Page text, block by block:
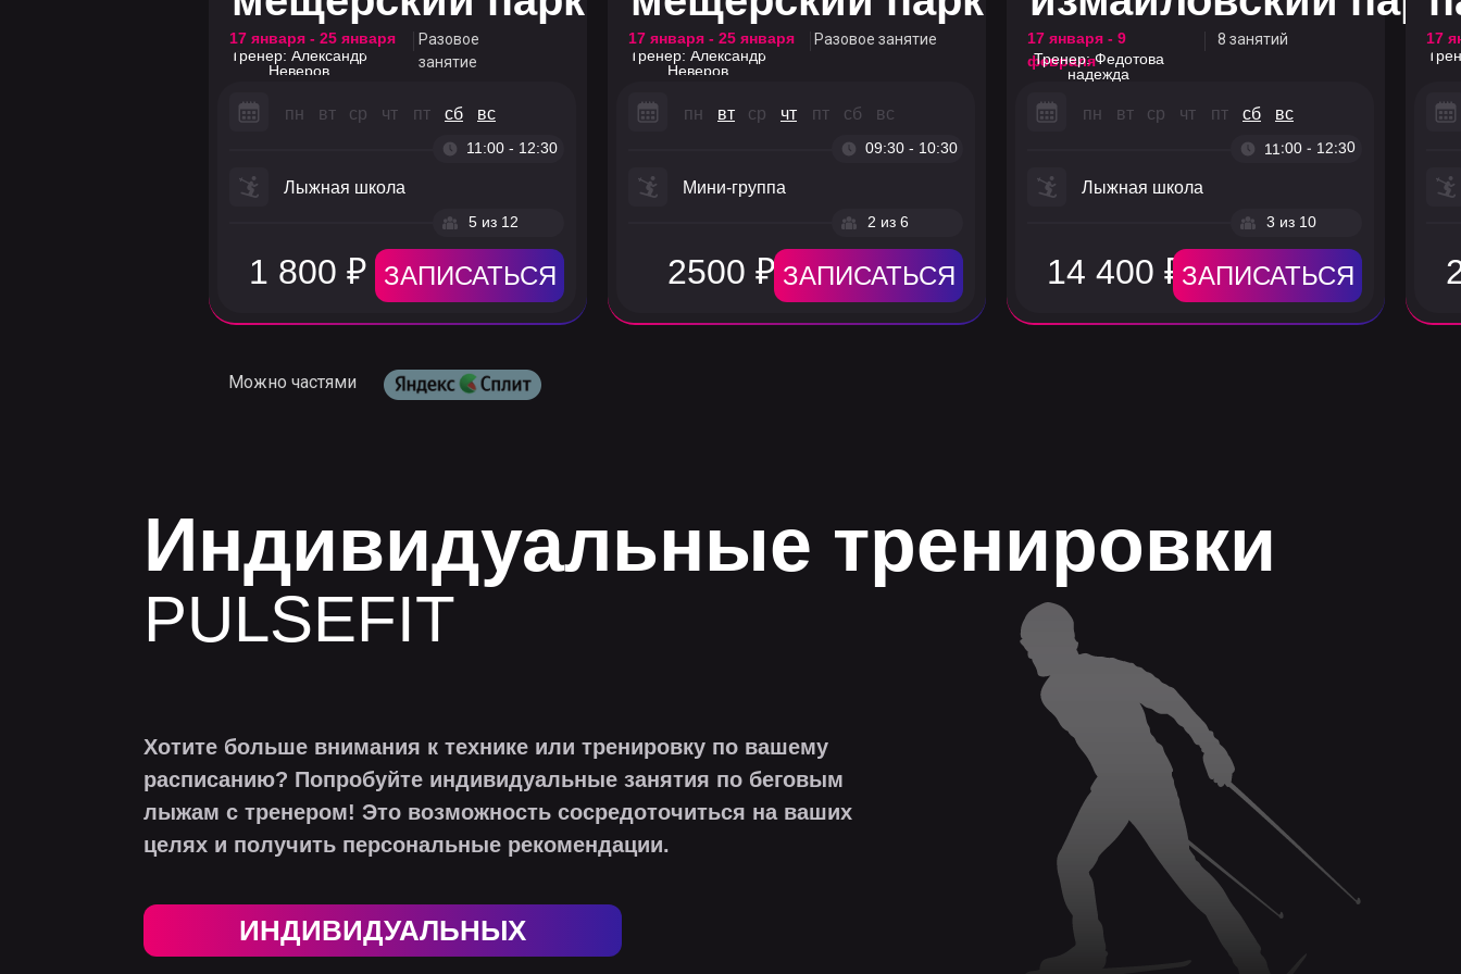
Неверов
пн вт ср чт пт сб вс
Лыжная школа
2 из 12
14 400 ₽ ЗАПИСАТЬСЯ
17 января - 25 января
Разовое
занятие
Тренер: Александр
Неверов
пн вт ср чт пт сб вс
Лыжная школа
11:00 - 12:30
5 из 12
1 800 ₽ ЗАПИСАТЬСЯ
17 января - 25 января Разовое занятие
Тренер: Александр
Неверов
пн вт ср чт пт сб вс
Мини-группа
09:30 - 10:30
2 из 6
2500 ₽ ЗАПИСАТЬСЯ
17 января - 9
февраля
8 занятий
Тренер: Федотова
надежда
пн вт ср чт пт сб вс
Лыжная школа
11:00 - 12:30
3 из 10
14 400 ₽ЗАПИСАТЬСЯ
17
Можно частями
Хотите больше внимания к технике или тренировку по вашему
расписанию? Попробуйте индивидуальные занятия по беговым
лыжам с тренером! Это возможность сосредоточиться на ваших
целях и получить персональные рекомендации.
PULSEFIT
Индивидуальные тренировки
ИНДИВИДУАЛЬНЫХ